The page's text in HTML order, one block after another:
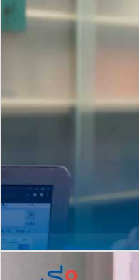
Matrículas Abertas 2026
Inglês
2º AO 5º